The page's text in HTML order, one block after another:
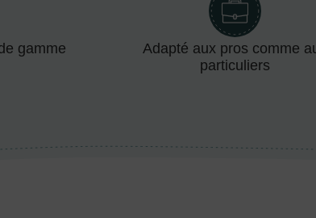
gamme
Adapté aux pros comme
particuliers